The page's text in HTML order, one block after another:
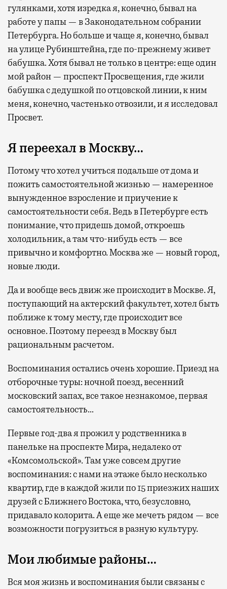
гулянками, хотя изредка я, конечно, бывал на
работе у папы — в Законодательном собрании
Петербурга. Но больше и чаще я, конечно, бывал
на улице Рубинштейна, где по-прежнему живет
бабушка. Хотя бывал не только в центре: еще один
мой район — проспект Просвещения, где жили
бабушка с дедушкой по отцовской линии, к ним
меня, конечно, частенько отвозили, и я исследовал
Просвет.
Я переехал в Москву…
Потому что хотел учиться подальше от дома и
пожить самостоятельной жизнью — намеренное
вынужденное взросление и приучение к
самостоятельности себя. Ведь в Петербурге есть
понимание, что придешь домой, откроешь
холодильник, а там что-нибудь есть — все
привычно и комфортно. Москва же — новый город,
новые люди.
Да и вообще весь движ же происходит в Москве. Я,
поступающий на актерский факультет, хотел быть
поближе к тому месту, где происходит все
основное. Поэтому переезд в Москву был
рациональным расчетом.
Воспоминания остались очень хорошие. Приезд на
отборочные туры: ночной поезд, весенний
московский запах, все такое незнакомое, первая
самостоятельность…
Первые год-два я прожил у родственника в
панельке на проспекте Мира, недалеко от
«Комсомольской». Там уже совсем другие
воспоминания: с нами на этаже было несколько
квартир, где в каждой жили по 15 приезжих наших
друзей с Ближнего Востока, что, безусловно,
придавало колорита. А еще же мечеть рядом — все
возможности погрузиться в разную культуру.
Мои любимые районы…
Вся моя жизнь и воспоминания были связаны с